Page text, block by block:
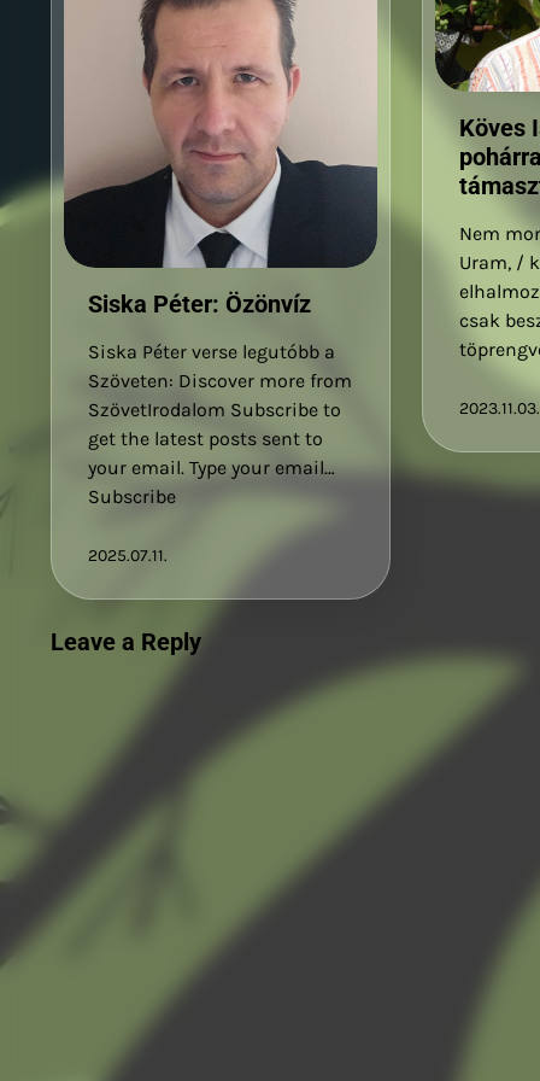
Siska Péter: Özönvíz
Siska Péter verse legutóbb a
Szöveten: Discover more from
SzövetIrodalom Subscribe to
get the latest posts sent to
your email. Type your email…
Subscribe
2025.07.11.
Köves
Nem
Uram, /
csak
2023.11.03.
Leave a Reply